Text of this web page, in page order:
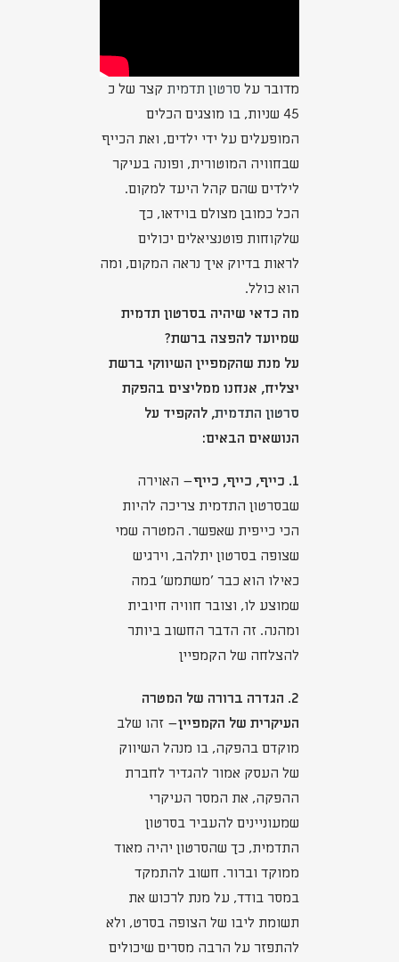
מדובר על סרטון תדמית קצר של כ
45 שניות, בו מוצגים הכלים
המופעלים על ידי ילדים, ואת הכייף
שבחוויה המוטורית, ופונה בעיקר
לילדים שהם קהל היעד למקום.
הכל כמובן מצולם בוידאו, כך
שלקוחות פוטנציאלים יכולים
לראות בדיוק איך נראה המקום, ומה
הוא כולל.
מה כדאי שיהיה בסרטון תדמית
שמיועד להפצה ברשת?
על מנת שהקמפיין השיווקי ברשת
יצליח, אנחנו ממליצים בהפקת
סרטון התדמית, להקפיד על
הנושאים הבאים:
1. כייף, כייף, כייף
– האוירה
שבסרטון התדמית צריכה להיות
הכי כייפית שאפשר. המטרה שמי
שצופה בסרטון יתלהב, וירגיש
כאילו הוא כבר 'משתמש' במה
שמוצע לו, וצובר חוויה חיובית
ומהנה. זה הדבר החשוב ביותר
להצלחה של הקמפיין
2. הגדרה ברורה של המטרה
העיקרית של הקמפיין– זהו שלב
מוקדם בהפקה, בו מנהל השיווק
של העסק אמור להגדיר לחברת
ההפקה, את המסר העיקרי
שמעוניינים להעביר בסרטון
התדמית, כך שהסרטון יהיה מאוד
ממוקד וברור. חשוב להתמקד
במסר בודד, על מנת לרכוש את
תשומת ליבו של הצופה בסרט, ולא
להתפזר על הרבה מסרים שיכולים